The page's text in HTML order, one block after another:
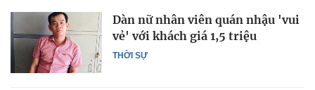
THỜI SỰ
Dàn nữ nhân viên quán nhậu 'vui
vẻ' với khách giá 1,5 triệu